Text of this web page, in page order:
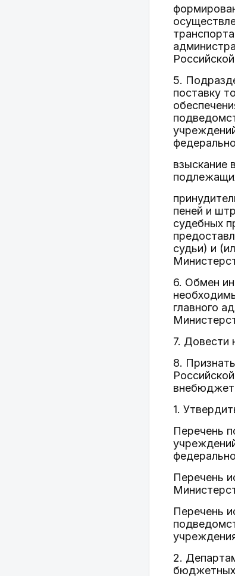
5.
поставку
взыскание
пеней и
судебных
судьи) и
6. Обмен
главного
7. Довести
8.
1.
Перечень
Перечень
Перечень
2.
бюджетных